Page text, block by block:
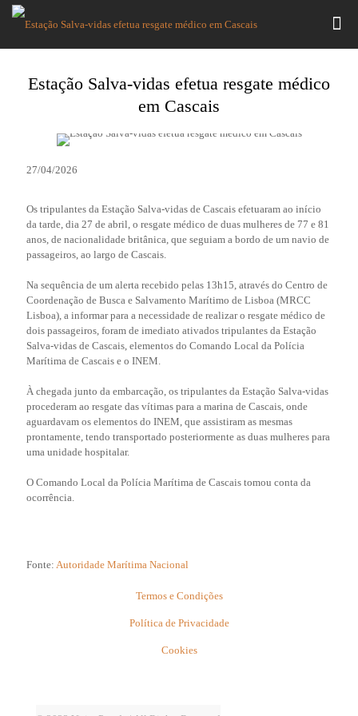
Estação Salva-vidas efetua resgate médico
em Cascais
27/04/2026
Os tripulantes da Estação Salva-vidas de Cascais efetuaram ao início
da tarde, dia 27 de abril, o resgate médico de duas mulheres de 77 e 81
anos, de nacionalidade britânica, que seguiam a bordo de um navio de
passageiros, ao largo de Cascais.
Na sequência de um alerta recebido pelas 13h15, através do Centro de
Coordenação de Busca e Salvamento Marítimo de Lisboa (MRCC
Lisboa), a informar para a necessidade de realizar o resgate médico de
dois passageiros, foram de imediato ativados tripulantes da Estação
Salva-vidas de Cascais, elementos do Comando Local da Polícia
Marítima de Cascais e o INEM.
À chegada junto da embarcação, os tripulantes da Estação Salva-vidas
procederam ao resgate das vítimas para a marina de Cascais, onde
aguardavam os elementos do INEM, que assistiram as mesmas
prontamente, tendo transportado posteriormente as duas mulheres para
uma unidade hospitalar.
O Comando Local da Polícia Marítima de Cascais tomou conta da
ocorrência. ​
Fonte: Autoridade Marítima Nacional
Termos e Condições
Política de Privacidade
Cookies